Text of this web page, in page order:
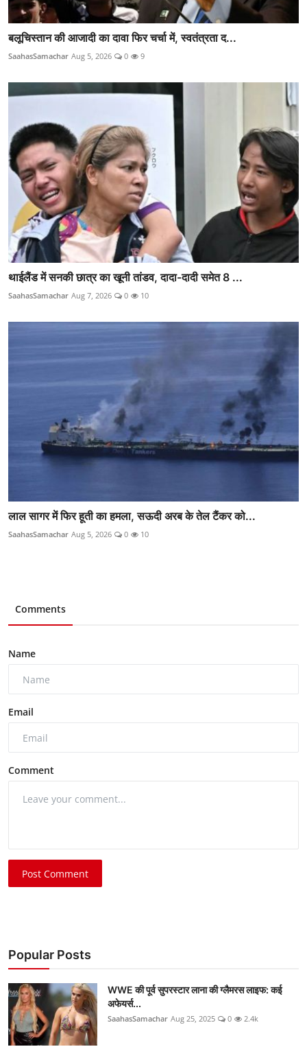
बलूचिस्तान की आजादी का दावा फिर चर्चा में, स्वतंत्रता द...
SaahasSamachar Aug 5, 2026 0 9
थाईलैंड में सनकी छात्र का खूनी तांडव, दादा-दादी समेत 8 ...
SaahasSamachar Aug 7, 2026 0 10
लाल सागर में फिर हूती का हमला, सऊदी अरब के तेल टैंकर को...
SaahasSamachar Aug 5, 2026 0 10
Comments
Name
Email
Comment
Post Comment
Popular Posts
WWE की पूर्व सुपरस्टार लाना की ग्लैमरस लाइफ: कई
अफेयर्स...
SaahasSamachar Aug 25, 2025 0 2.4k